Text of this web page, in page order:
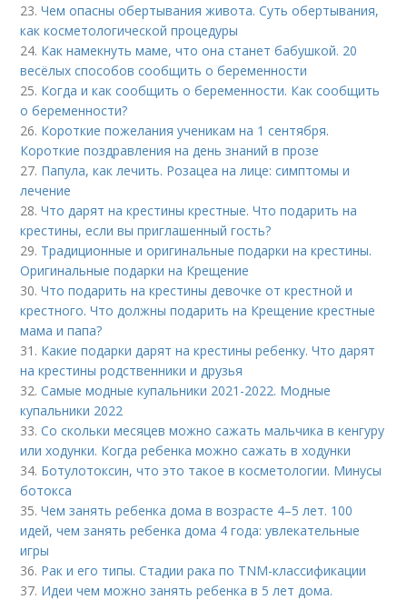
23.Чем опасны обертывания живота. Суть обертывания,
как косметологической процедуры
24. Как намекнуть маме, что она станет бабушкой. 20
весёлых способов сообщить о беременности
25. Когда и как сообщить о беременности. Как сообщить
о беременности?
26. Короткие пожелания ученикам на 1 сентября.
Короткие поздравления на день знаний в прозе
27. Папула, как лечить. Розацеа на лице: симптомы и
лечение
28.Что дарят на крестины крестные. Что подарить на
крестины, если вы приглашенный гость?
29. Традиционные и оригинальные подарки на крестины.
Оригинальные подарки на Крещение
30.Что подарить на крестины девочке от крестной и
крестного. Что должны подарить на Крещение крестные
мама и папа?
31. Какие подарки дарят на крестины ребенку. Что дарят
на крестины родственники и друзья
32.Самые модные купальники 2021-2022. Модные
купальники 2022
33.Со скольки месяцев можно сажать мальчика в кенгуру
или ходунки. Когда ребенка можно сажать в ходунки
34. Ботулотоксин, что это такое в косметологии. Минусы
ботокса
35.Чем занять ребенка дома в возрасте 4–5 лет. 100
идей, чем занять ребенка дома 4 года: увлекательные
игры
36. Рак и его типы. Стадии рака по TNM-классификации
37. Идеи чем можно занять ребенка в 5 лет дома.